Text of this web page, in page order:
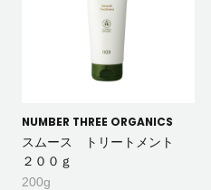
NUMBER THREE ORGANICS
スムース トリートメント
２００ｇ
200g